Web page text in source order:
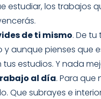
estudiar, los trabajos
de ti mismo. De
y aunque pienses que
estudios. Y nada
al día. Para
Que subrayes e